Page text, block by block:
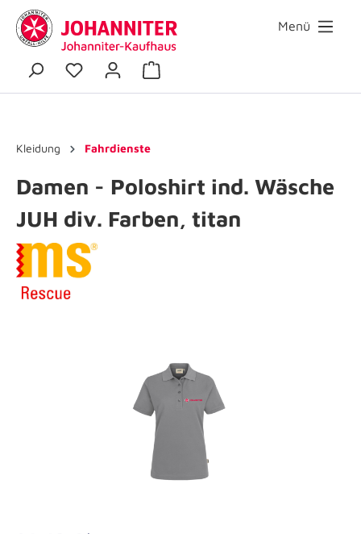
Menü
Kleidung Fahrdienste
Damen - Poloshirt ind. Wäsche
JUH div. Farben, titan